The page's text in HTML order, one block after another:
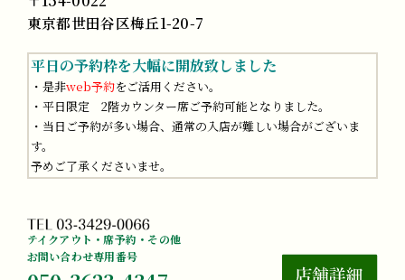
東京都世田谷区梅丘1-20-7
平日の予約枠を大幅に開放致しました
・是非web予約をご活用ください。
・平日限定 2階カウンター席ご予約可能となりました。
・当日ご予約が多い場合、通常の入店が難しい場合がございま
す。
予めご了承くださいませ。
テイクアウト・席予約・その他
お問い合わせ専用番号